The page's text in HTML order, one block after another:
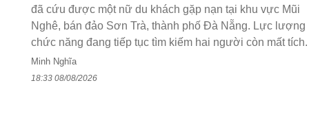
đã cứu được một nữ du khách gặp nạn tại khu vực Mũi
Nghê, bán đảo Sơn Trà, thành phố Đà Nẵng. Lực lượng
chức năng đang tiếp tục tìm kiếm hai người còn mất tích.
Minh Nghĩa
18:33 08/08/2026